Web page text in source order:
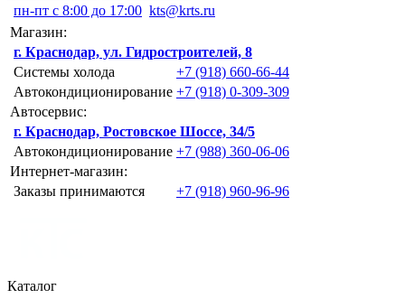
пн-пт с 8:00 до 17:00 kts@krts.ru
Магазин:
г. Краснодар, ул. Гидростроителей, 8
Системы холода
+7 (918) 660-66-44
Автокондиционирование +7 (918) 0-309-309
Автосервис:
г. Краснодар, Ростовское Шоссе, 34/5
Автокондиционирование +7 (988) 360-06-06
Интернет-магазин:
Заказы принимаются
+7 (918) 960-96-96
Каталог